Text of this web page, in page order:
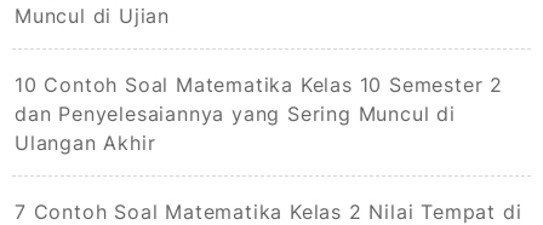
Muncul di Ujian
10 Contoh Soal Matematika Kelas 10 Semester 2
dan Penyelesaiannya yang Sering Muncul di
Ulangan Akhir
7 Contoh Soal Matematika Kelas 2 Nilai Tempat di